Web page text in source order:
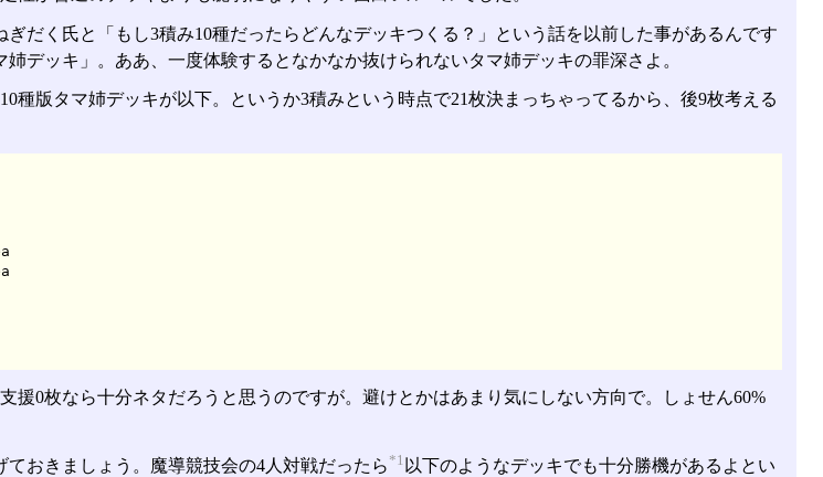
ぎだく氏と「もし3積み10種だったらどんなデッキつくる？」という話を以前した事があるんです
デッキ」。ああ、一度体験するとなかなか抜けられないタマ姉デッキの罪深さよ。
種版タマ姉デッキが以下。というか3積みという時点で21枚決まっちゃってるから、後9枚考える
援0枚なら十分ネタだろうと思うのですが。避けとかはあまり気にしない方向で。しょせん60%
おきましょう。魔導競技会の4人対戦だったら *1 以下のようなデッキでも十分勝機があるよとい